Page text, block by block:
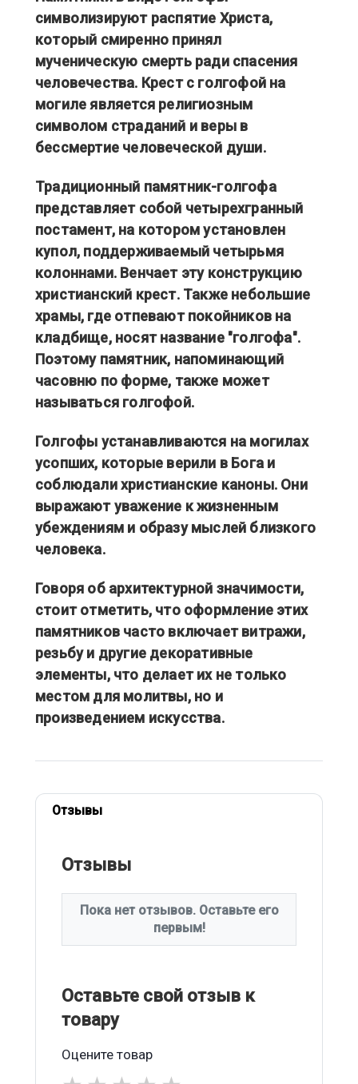
символизируют распятие Христа,
который смиренно принял
мученическую смерть ради спасения
человечества. Крест с голгофой на
могиле является религиозным
символом страданий и веры в
бессмертие человеческой души.
Традиционный памятник-голгофа
представляет собой четырехгранный
постамент, на котором установлен
купол, поддерживаемый четырьмя
колоннами. Венчает эту конструкцию
христианский крест. Также небольшие
храмы, где отпевают покойников на
кладбище, носят название "голгофа".
Поэтому памятник, напоминающий
часовню по форме, также может
называться голгофой.
Голгофы устанавливаются на могилах
усопших, которые верили в Бога и
соблюдали христианские каноны. Они
выражают уважение к жизненным
убеждениям и образу мыслей близкого
человека.
Говоря об архитектурной значимости,
стоит отметить, что оформление этих
памятников часто включает витражи,
резьбу и другие декоративные
элементы, что делает их не только
местом для молитвы, но и
произведением искусства.
Отзывы
Отзывы
Пока нет отзывов. Оставьте его
первым!
Оставьте свой отзыв к
товару
Оцените товар